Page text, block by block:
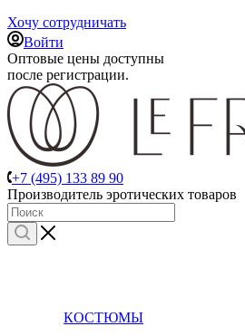
Хочу сотрудничать
Войти
Оптовые цены доступны
после регистрации.
+7 (495) 133 89 90
Производитель эротических товаров
КОСТЮМЫ